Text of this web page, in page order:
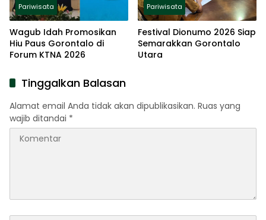
Pariwisata
Wagub Idah Promosikan
Hiu Paus Gorontalo di
Forum KTNA 2026
Pariwisata
Festival Dionumo 2026 Siap
Semarakkan Gorontalo
Utara
Tinggalkan Balasan
Alamat email Anda tidak akan dipublikasikan. Ruas yang
wajib ditandai *